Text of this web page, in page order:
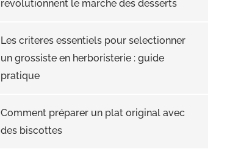
revolutionnent le marche des desserts
Les criteres essentiels pour selectionner
un grossiste en herboristerie : guide
pratique
Comment préparer un plat original avec
des biscottes